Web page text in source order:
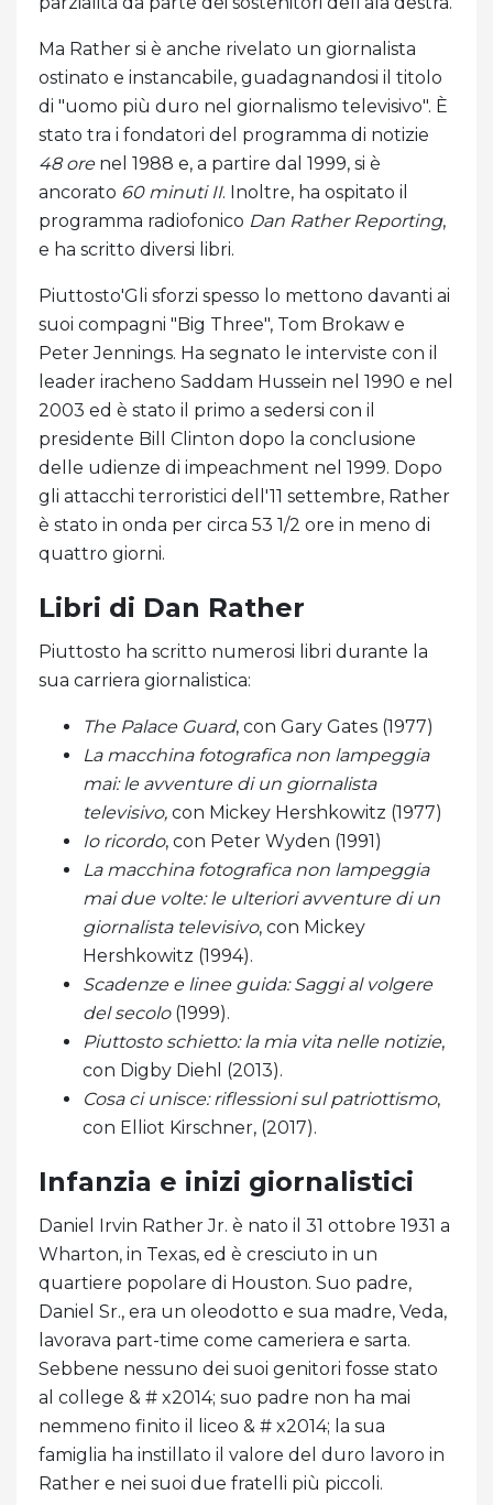
Ma Rather si è anche rivelato un giornalista
ostinato e instancabile, guadagnandosi il titolo
di "uomo più duro nel giornalismo televisivo". È
stato tra i fondatori del programma di notizie
48 orenel 1988 e, a partire dal 1999, si è
ancorato 60 minuti II. Inoltre, ha ospitato il
programma radiofonico Dan Rather Reporting,
e ha scritto diversi libri.
Piuttosto'Gli sforzi spesso lo mettono davanti ai
suoi compagni "Big Three", Tom Brokaw e
Peter Jennings. Ha segnato le interviste con il
leader iracheno Saddam Hussein nel 1990 e nel
2003 ed è stato il primo a sedersi con il
presidente Bill Clinton dopo la conclusione
delle udienze di impeachment nel 1999. Dopo
gli attacchi terroristici dell'11 settembre, Rather
è stato in onda per circa 53 1/2 ore in meno di
quattro giorni.
Libri di Dan Rather
Piuttosto ha scritto numerosi libri durante la
sua carriera giornalistica:
The Palace Guard, con Gary Gates (1977)
La macchina fotografica non lampeggia
mai: le avventure di un giornalista
televisivo, con Mickey Hershkowitz (1977)
Io ricordo, con Peter Wyden (1991)
La macchina fotografica non lampeggia
mai due volte: le ulteriori avventure di un
giornalista televisivo, con Mickey
Hershkowitz (1994).
Scadenze e linee guida: Saggi al volgere
del secolo(1999).
Piuttosto schietto: la mia vita nelle notizie,
con Digby Diehl (2013).
Cosa ci unisce: riflessioni sul patriottismo,
con Elliot Kirschner, (2017).
Infanzia e inizi giornalistici
Daniel Irvin Rather Jr. è nato il 31 ottobre 1931 a
Wharton, in Texas, ed è cresciuto in un
quartiere popolare di Houston. Suo padre,
Daniel Sr., era un oleodotto e sua madre, Veda,
lavorava part-time come cameriera e sarta.
Sebbene nessuno dei suoi genitori fosse stato
al college & # x2014; suo padre non ha mai
nemmeno finito il liceo & # x2014; la sua
famiglia ha instillato il valore del duro lavoro in
Rather e nei suoi due fratelli più piccoli.